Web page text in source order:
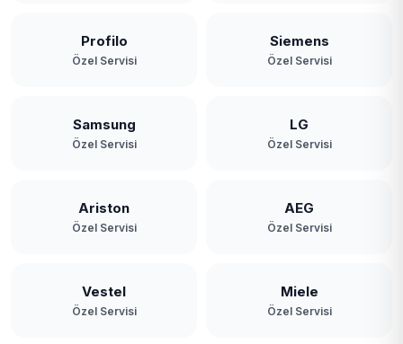
Profilo
Özel Servisi
Siemens
Özel Servisi
Samsung
Özel Servisi
LG
Özel Servisi
Ariston
Özel Servisi
AEG
Özel Servisi
Vestel
Özel Servisi
Miele
Özel Servisi